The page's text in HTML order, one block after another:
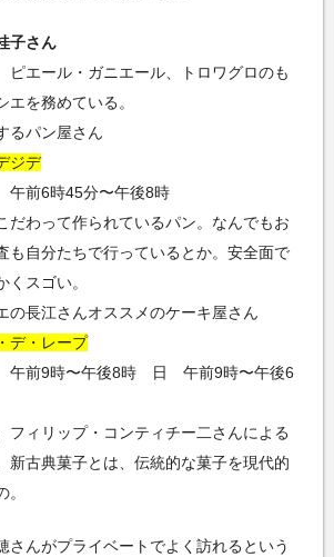
子さん
エール・ガニエール、トロワグロのも
エを務めている。
るパン屋さん
ジデ
前6時45分〜午後8時
だわって作られているパン。なんでもお
も自分たちで行っているとか。安全面で
スゴい。
の長江さんオススメのケーキ屋さん
デ・レープ
午前9時〜午後8時 日 午前9時〜午後6
フィリップ・コンティチー二さんによる
新古典菓子とは、伝統的な菓子を現代的
さんがプライベートでよく訪れるという